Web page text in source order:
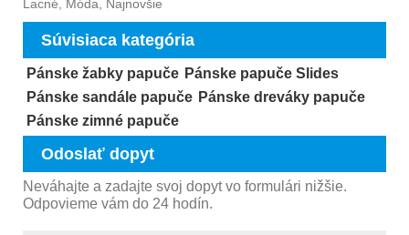
Lacné, Móda, Najnovšie
Súvisiaca kategória
Pánske žabky papuče Pánske papuče Slides
Pánske sandále papuče Pánske dreváky papuče
Pánske zimné papuče
Odoslať dopyt
Neváhajte a zadajte svoj dopyt vo formulári nižšie.
Odpovieme vám do 24 hodín.